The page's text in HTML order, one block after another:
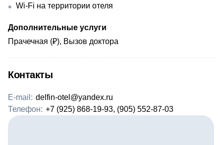
Wi-Fi на территории отеля
Дополнительные услуги
Прачечная (₽), Вызов доктора
Контакты
E-mail: delfin-otel@yandex.ru
Телефон: +7 (925) 868-19-93, (905) 552-87-03